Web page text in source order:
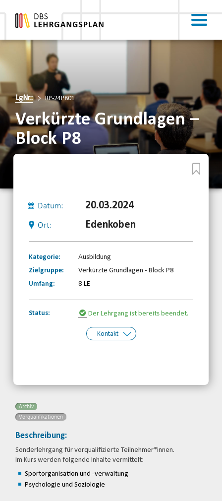
LgNr.: RP-24P801
Verkürzte Grundlagen –
Block P8
Datum: 20.03.2024
Ort: Edenkoben
Kategorie:
Ausbildung
Zielgruppe:
Verkürzte Grundlagen - Block P8
Umfang:
8 LE
Status: Der Lehrgang ist bereits beendet.
Kontakt
Archiv
Vorqualifikationen
Beschreibung:
Sonderlehrgang für vorqualifizierte Teilnehmer*innen.
Im Kurs werden folgende Inhalte vermittelt:
Sportorganisation und -verwaltung
Psychologie und Soziologie